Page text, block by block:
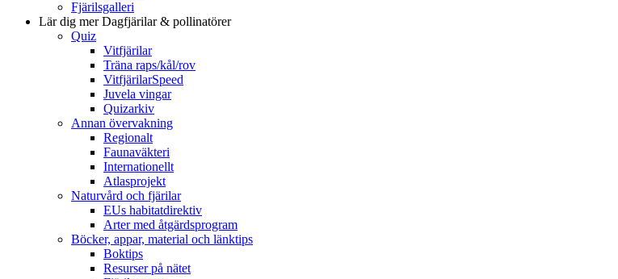
Fjärilsgalleri
Lär dig merDagfjärilar & pollinatörer
Quiz
Vitfjärilar
Träna raps/kål/rov
VitfjärilarSpeed
Juvela vingar
Quizarkiv
Annan övervakning
Regionalt
Faunaväkteri
Internationellt
Atlasprojekt
Naturvård och fjärilar
EUs habitatdirektiv
Arter med åtgärdsprogram
Böcker, appar, material och länktips
Boktips
Resurser på nätet